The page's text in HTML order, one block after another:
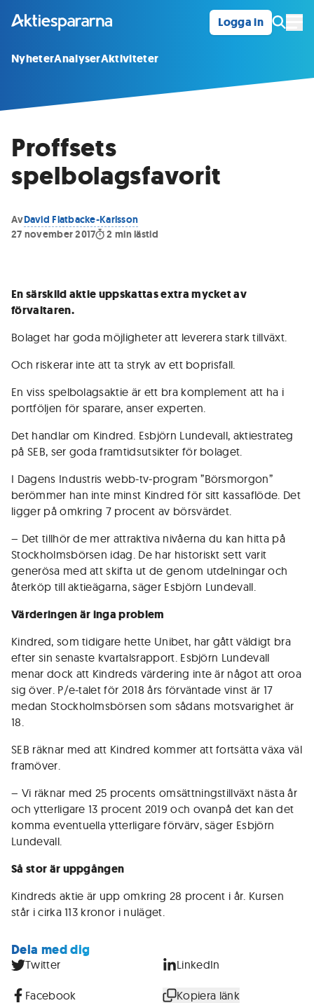
Logga in
NyheterAnalyserAktiviteter
Proffsets
spelbolagsfavorit
AvDavid Flatbacke-Karlsson
27 november 2017
2 min lästid
En särskild aktie uppskattas extra mycket av
förvaltaren.
Bolaget har goda möjligheter att leverera stark tillväxt.
Och riskerar inte att ta stryk av ett boprisfall.
En viss spelbolagsaktie är ett bra komplement att ha i
portföljen för sparare, anser experten.
Det handlar om Kindred. Esbjörn Lundevall, aktiestrateg
på SEB, ser goda framtidsutsikter för bolaget.
I Dagens Industris webb-tv-program ”Börsmorgon”
berömmer han inte minst Kindred för sitt kassaflöde. Det
ligger på omkring 7 procent av börsvärdet.
– Det tillhör de mer attraktiva nivåerna du kan hitta på
Stockholmsbörsen idag. De har historiskt sett varit
generösa med att skifta ut de genom utdelningar och
återköp till aktieägarna, säger Esbjörn Lundevall.
Värderingen är inga problem
Kindred, som tidigare hette Unibet, har gått väldigt bra
efter sin senaste kvartalsrapport. Esbjörn Lundevall
menar dock att Kindreds värdering inte är något att oroa
sig över. P/e-talet för 2018 års förväntade vinst är 17
medan Stockholmsbörsen som sådans motsvarighet är
18.
SEB räknar med att Kindred kommer att fortsätta växa väl
framöver.
– Vi räknar med 25 procents omsättningstillväxt nästa år
och ytterligare 13 procent 2019 och ovanpå det kan det
komma eventuella ytterligare förvärv, säger Esbjörn
Lundevall.
Så stor är uppgången
Kindreds aktie är upp omkring 28 procent i år. Kursen
står i cirka 113 kronor i nuläget.
Dela med dig
Twitter LinkedIn
Facebook Kopiera länk